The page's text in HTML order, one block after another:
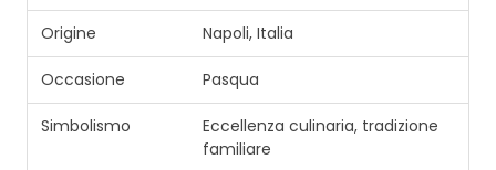
Origine Napoli, Italia
Occasione Pasqua
Simbolismo
Eccellenza culinaria, tradizione
familiare